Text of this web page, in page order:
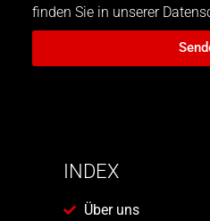
finden Sie in unserer
INDEX
Über uns